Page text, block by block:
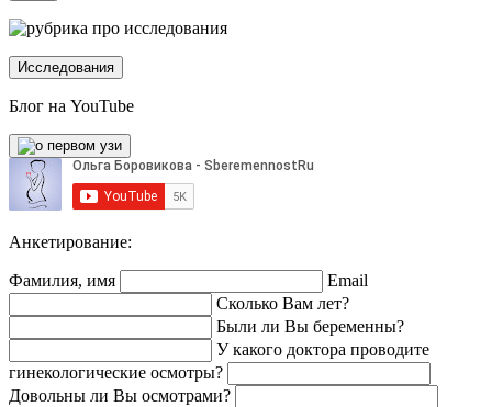
Исследования
Блог на YouTube
Анкетирование:
Фамилия, имя
Email
Сколько Вам лет?
Были ли Вы беременны?
У какого доктора проводите
гинекологические осмотры?
Довольны ли Вы осмотрами?